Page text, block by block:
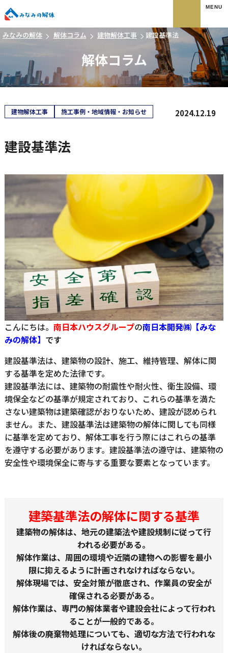
みなみの解体 解体コラム 建物解体工事 建設基準法
解体コラム
建物解体工事 施工事例・地域情報・お知らせ 2024.12.19
建設基準法
こんにちは。 南日本ハウスグループの南日本開発㈱【みな
みの解体】 です
建設基準法は、建築物の設計、施工、維持管理、解体に関
する基準を定めた法律です。
建設基準法には、建築物の耐震性や耐火性、衛生設備、環
境保全などの基準が規定されており、これらの基準を満た
さない建築物は建築確認がおりないため、建設が認められ
ません。また、建設基準法は建築物の解体に関しても同様
に基準を定めており、解体工事を行う際にはこれらの基準
を遵守する必要があります。建設基準法の遵守は、建築物の
安全性や環境保全に寄与する重要な要素となっています。
建築基準法の解体に関する基準
建築物の解体は、地元の建築法や建設規制に従って行
われる必要がある。
解体作業は、周囲の環境や近隣の建物への影響を最小
限に抑えるように計画されなければならない。
解体現場では、安全対策が徹底され、作業員の安全が
確保される必要がある。
解体作業は、専門の解体業者や建設会社によって行われ
ることが一般的である。
解体後の廃棄物処理についても、適切な方法で行われな
ければならない。